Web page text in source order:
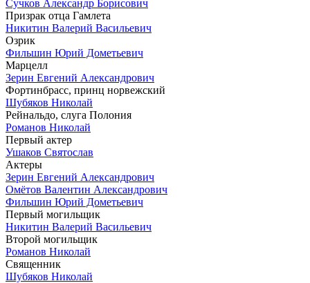
Сучков Александр Борисович
Призрак отца Гамлета
Никитин Валерий Васильевич
Озрик
Фильшин Юрий Дометьевич
Марцелл
Зерин Евгений Александрович
Фортинбрасс, принц норвежский
Шубяков Николай
Рейнальдо, слуга Полония
Романов Николай
Первый актер
Ушаков Святослав
Актеры
Зерин Евгений Александрович
Омётов Валентин Александрович
Фильшин Юрий Дометьевич
Первый могильщик
Никитин Валерий Васильевич
Второй могильщик
Романов Николай
Священник
Шубяков Николай